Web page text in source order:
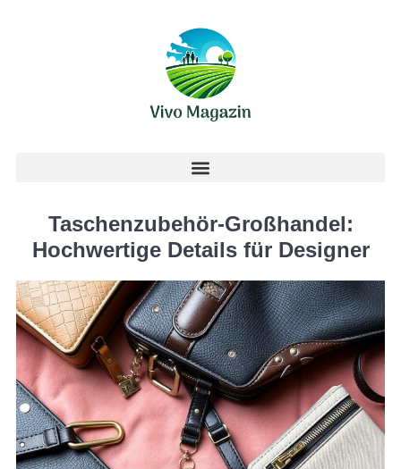
Taschenzubehör-Großhandel:
Hochwertige Details für Designer